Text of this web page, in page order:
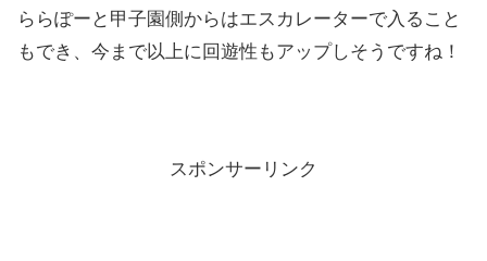
ららぽーと甲子園側からはエスカレーターで入ること
もでき、今まで以上に回遊性もアップしそうですね！
スポンサーリンク